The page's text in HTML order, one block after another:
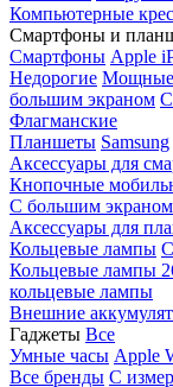
Компьютерные
Смартфоны и
Смартфоны Apple
Недорогие Мощные
большим экраном
Флагманские
Планшеты Samsung
Аксессуары для
Кнопочные
С большим экраном
Аксессуары для
Кольцевые лампы
Кольцевые лампы
кольцевые лампы
Внешние
Гаджеты Все
Умные часы Apple
Все бренды C